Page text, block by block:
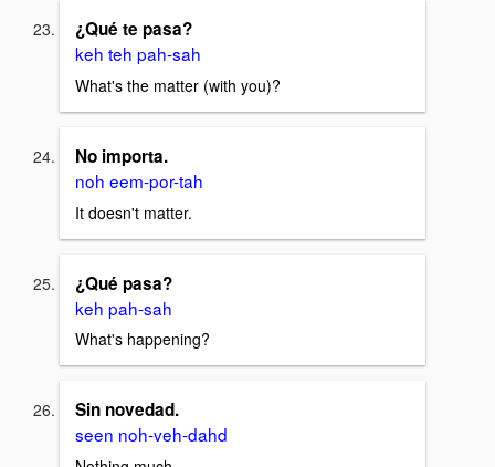
¿Qué te pasa?
keh teh pah-sah
What's the matter (with you)?
No importa.
noh eem-por-tah
It doesn't matter.
¿Qué pasa?
keh pah-sah
What's happening?
Sin novedad.
seen noh-veh-dahd